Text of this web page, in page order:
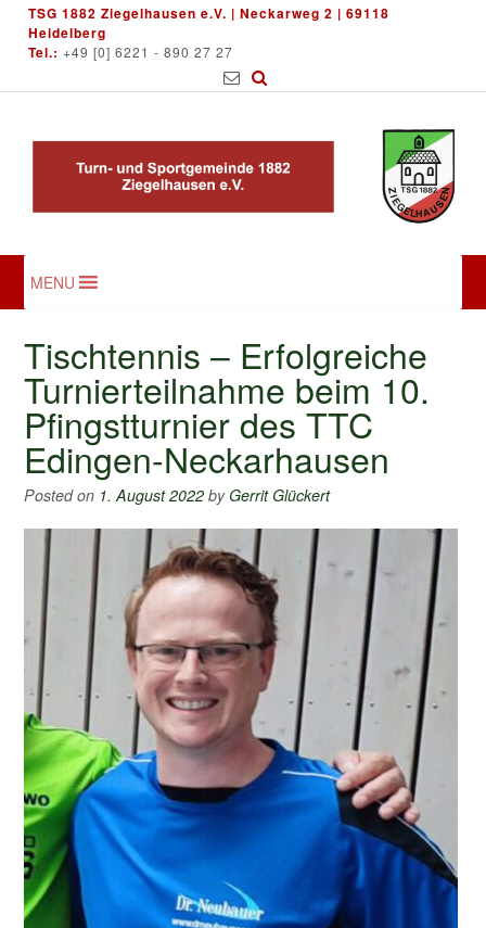
Skip
content
TSG 1882 Ziegelhausen e.V. | Neckarweg 2 | 69118
Heidelberg
Tel.: +49 [0] 6221 - 890 27 27
MENU
Tischtennis – Erfolgreiche
Turnierteilnahme beim 10.
Pfingstturnier des TTC
Edingen-Neckarhausen
Posted on 1. August 2022 by Gerrit Glückert